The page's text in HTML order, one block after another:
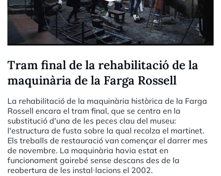
Tram final de la rehabilitació de la
maquinària de la Farga Rossell
La rehabilitació de la maquinària històrica de la Farga
Rossell encara el tram final, que se centra en la
substitució d'una de les peces clau del museu:
l'estructura de fusta sobre la qual recolza el martinet.
Els treballs de restauració van començar el darrer mes
de novembre. La maquinària havia estat en
funcionament gairebé sense descans des de la
reobertura de les instal·lacions el 2002.